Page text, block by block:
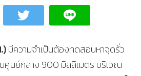
มีความจำเป็นต้องทดสอบหาจุดรั่ว
ศูนย์กลาง 900 มิลลิเมตร บริเวณ